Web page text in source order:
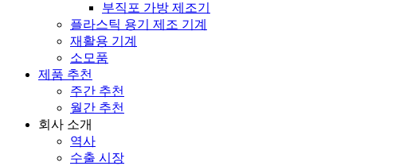
부직포 가방 제조기
플라스틱 용기 제조 기계
재활용 기계
소모품
제품 추천
주간 추천
월간 추천
회사 소개
역사
수출 시장